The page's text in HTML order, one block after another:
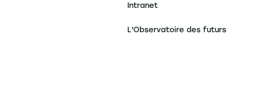
Intranet
L'Observatoire des futurs